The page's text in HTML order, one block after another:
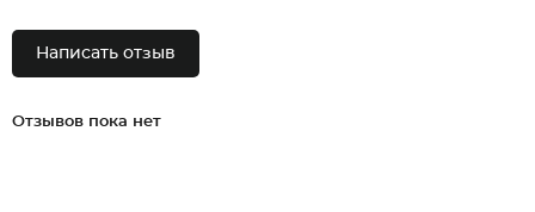
Написать отзыв
Отзывов пока нет